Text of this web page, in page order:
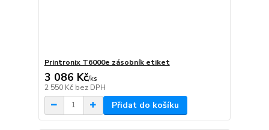
Printronix T6000e zásobník etiket
3 086 Kč/ks
2 550 Kč bez DPH
Přidat do košíku